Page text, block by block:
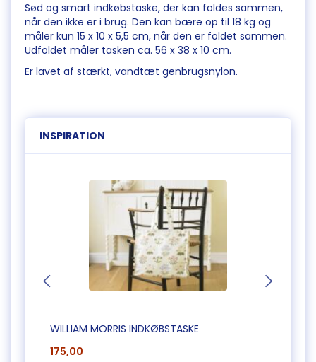
Sød og smart indkøbstaske, der kan foldes sammen,
når den ikke er i brug. Den kan bære op til 18 kg og
måler kun 15 x 10 x 5,5 cm, når den er foldet sammen.
Udfoldet måler tasken ca. 56 x 38 x 10 cm.
Er lavet af stærkt, vandtæt genbrugsnylon.
INSPIRATION
WILLIAM MORRIS INDKØBSTASKE
175,00